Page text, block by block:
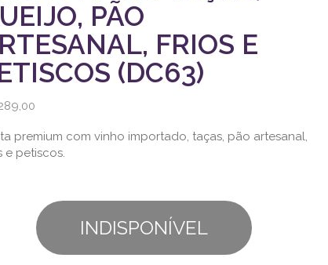
PÃO
FRIOS E
(DC63)
premium com vinho importado, taças, pão artesanal,
e petiscos.
INDISPONÍVEL